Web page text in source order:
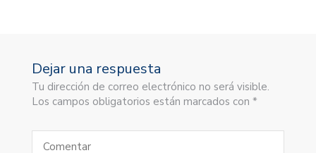
Dejar una respuesta
Tu dirección de correo electrónico no será visible.
Los campos obligatorios están marcados con *